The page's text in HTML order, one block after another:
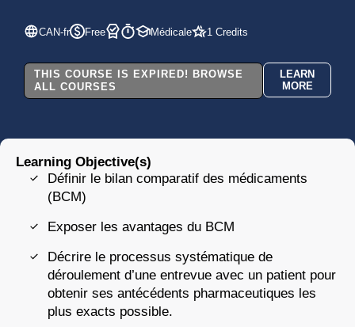
CAN-fr Free Médicale 1 Credits
THIS COURSE IS EXPIRED! BROWSE
ALL COURSES
LEARN
MORE
Learning Objective(s)
Définir le bilan comparatif des médicaments
(BCM)
Exposer les avantages du BCM
Décrire le processus systématique de
déroulement d’une entrevue avec un patient pour
obtenir ses antécédents pharmaceutiques les
plus exacts possible.